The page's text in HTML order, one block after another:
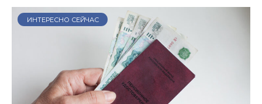
ИНТЕРЕСНО СЕЙЧАС